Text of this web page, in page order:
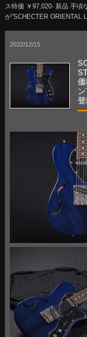
ス特価 ￥97,020- 新品 手頃
が”SCHECTER ORIENTAL
2022/12/15
価
登